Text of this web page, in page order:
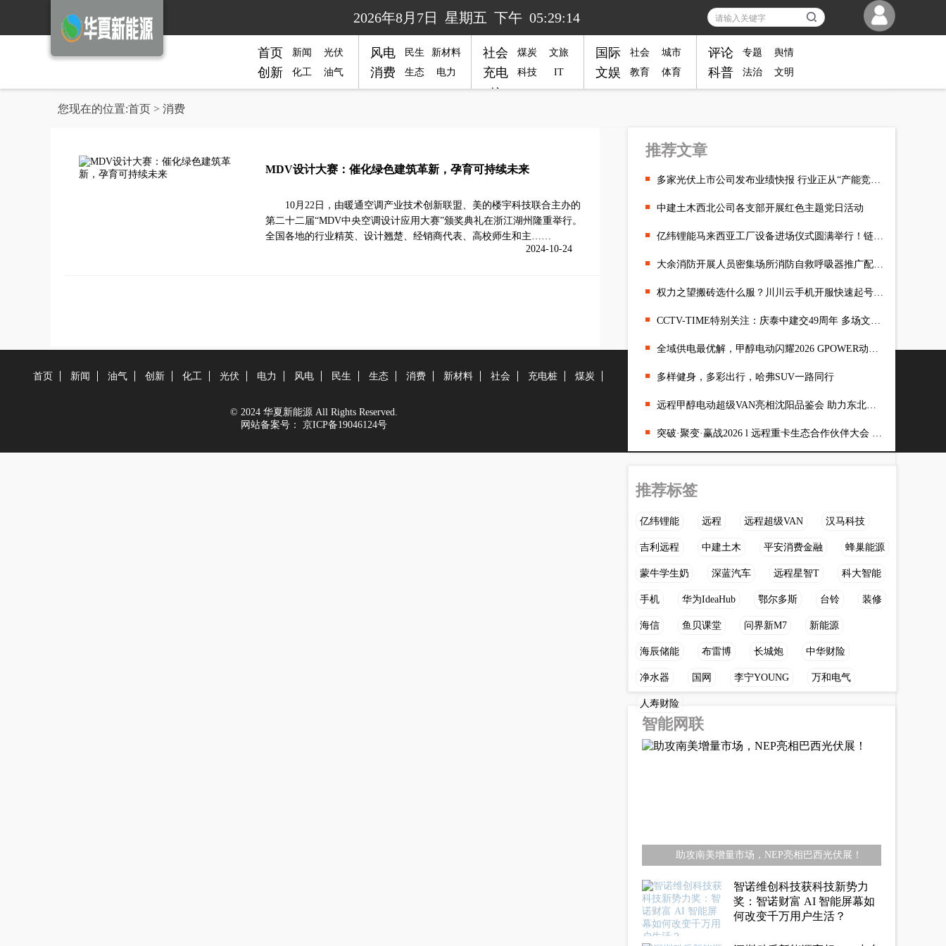
2026年8月7日 星期五 下午 05:29:14
首页 新闻 光伏
创新 化工 油气
风电 民生 新材料
消费 生态 电力
社会 煤炭 文旅
充电
桩
科技 IT
国际 社会 城市
文娱 教育 体育
评论 专题 舆情
科普 法治 文明
您现在的位置:首页 > 消费
MDV设计大赛：催化绿色建筑革新，孕育可持续未来
10月22日，由暖通空调产业技术创新联盟、美的楼宇科技联合主办的
第二十二届“MDV中央空调设计应用大赛”颁奖典礼在浙江湖州隆重举行。
全国各地的行业精英、设计翘楚、经销商代表、高校师生和主……
2024-10-24
推荐文章
多家光伏上市公司发布业绩快报 行业正从“产能竞争”转向“产品竞争
中建土木西北公司各支部开展红色主题党日活动
亿纬锂能马来西亚工厂设备进场仪式圆满举行！链接全球，共创未来
大余消防开展人员密集场所消防自救呼吸器推广配备暨科普培训会
权力之望搬砖选什么服？川川云手机开服快速起号攻略
CCTV-TIME特别关注：庆泰中建交49周年 多场文艺活动在泰国举行
全域供电最优解，甲醇电动闪耀2026 GPOWER动力展
多样健身，多彩出行，哈弗SUV一路同行
远程甲醇电动超级VAN亮相沈阳品鉴会 助力东北商用车新能源转型
突破·聚变·赢战2026 l 远程重卡生态合作伙伴大会 开启增长新征程
推荐标签
亿纬锂能 远程 远程超级VAN 汉马科技
吉利远程 中建土木 平安消费金融 蜂巢能源
蒙牛学生奶 深蓝汽车 远程星智T 科大智能
手机 华为IdeaHub 鄂尔多斯 台铃 装修
海信 鱼贝课堂 问界新M7 新能源
海辰储能 布雷博 长城炮 中华财险
净水器 国网 李宁YOUNG 万和电气
人寿财险
智能网联
助攻南美增量市场，NEP亮相巴西光伏展！
智诺维创科技获科技新势力
奖：智诺财富 AI 智能屏幕如
何改变千万用户生活？
首页 新闻 油气 创新 化工 光伏 电力 风电 民生 生态 消费 新材料 社会 充电桩 煤炭
© 2024 华夏新能源 All Rights Reserved.
网站备案号：
京ICP备19046124号